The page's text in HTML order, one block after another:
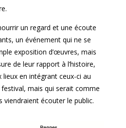
un regard et une écoute
un événement qui ne se
exposition d’œuvres, mais
de leur rapport à l’histoire,
en intégrant ceux-ci au
mais qui serait comme
viendraient écouter le public.